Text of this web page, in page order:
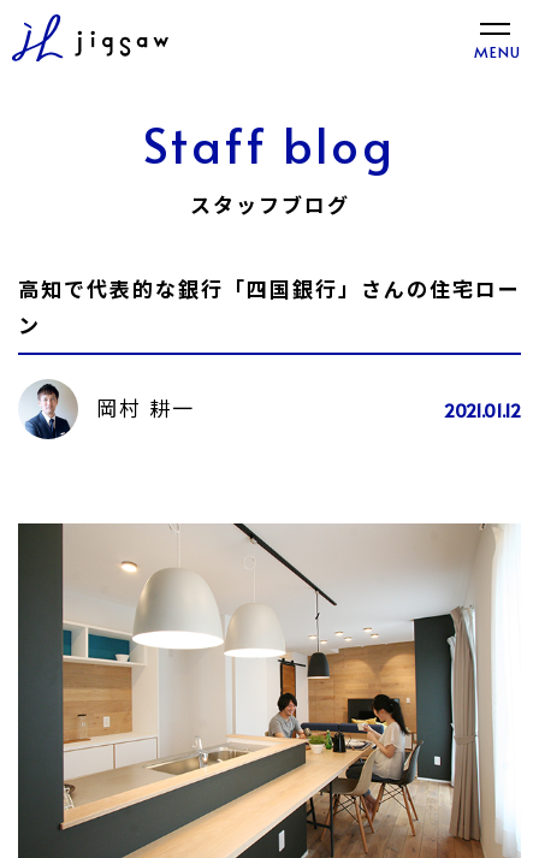
toggle
MENU
Staff blog
スタッフブログ
高知で代表的な銀行「四国銀行」さんの住宅ロー
ン
岡村 耕一 2021.01.12